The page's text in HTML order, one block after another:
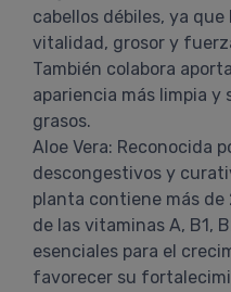
cabellos débiles, ya
vitalidad, grosor y
También colabora
apariencia más limpia y
grasos.
Aloe Vera: Reconocida
descongestivos y
planta contiene más de
de las vitaminas A, B1,
esenciales para el
favorecer su